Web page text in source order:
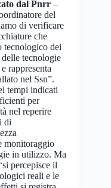
dal Pnrr –
del
di verificare
che
tecnologico dei
tecnologie
rappresenta
nel Ssn”.
tempi indicati
per
nel reperire
di
monitoraggio
in utilizzo. Ma
percepisce il
reali e le